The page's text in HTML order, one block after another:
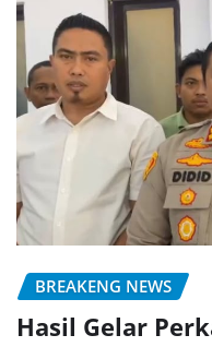
BREAKENG NEWS
Hasil Gelar